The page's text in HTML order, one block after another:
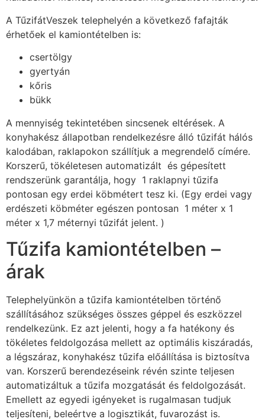
A TűzifátVeszek telephelyén a következő fafajták
érhetőek el kamiontételben is:
csertölgy
gyertyán
kőris
bükk
A mennyiség tekintetében sincsenek eltérések. A
konyhakész állapotban rendelkezésre álló tűzifát hálós
kalodában, raklapokon szállítjuk a megrendelő címére.
Korszerű, tökéletesen automatizált és gépesített
rendszerünk garantálja, hogy 1 raklapnyi tűzifa
pontosan egy erdei köbmétert tesz ki. (Egy erdei vagy
erdészeti köbméter egészen pontosan 1 méter x 1
méter x 1,7 méternyi tűzifát jelent. )
Tűzifa kamiontételben –
árak
Telephelyünkön a tűzifa kamiontételben történő
szállításához szükséges összes géppel és eszközzel
rendelkezünk. Ez azt jelenti, hogy a fa hatékony és
tökéletes feldolgozása mellett az optimális kiszáradás,
a légszáraz, konyhakész tűzifa előállítása is biztosítva
van. Korszerű berendezéseink révén szinte teljesen
automatizáltuk a tűzifa mozgatását és feldolgozását.
Emellett az egyedi igényeket is rugalmasan tudjuk
teljesíteni, beleértve a logisztikát, fuvarozást is.